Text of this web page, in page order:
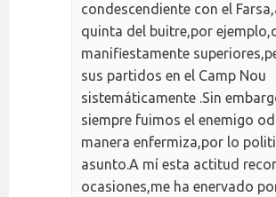
condescendiente con el
quinta del buitre,por
manifiestamente
sus partidos en el Camp Nou
sistemáticamente .Sin
siempre fuimos el enemigo
manera enfermiza,por lo
asunto.A mí esta actitud
ocasiones,me ha enervado